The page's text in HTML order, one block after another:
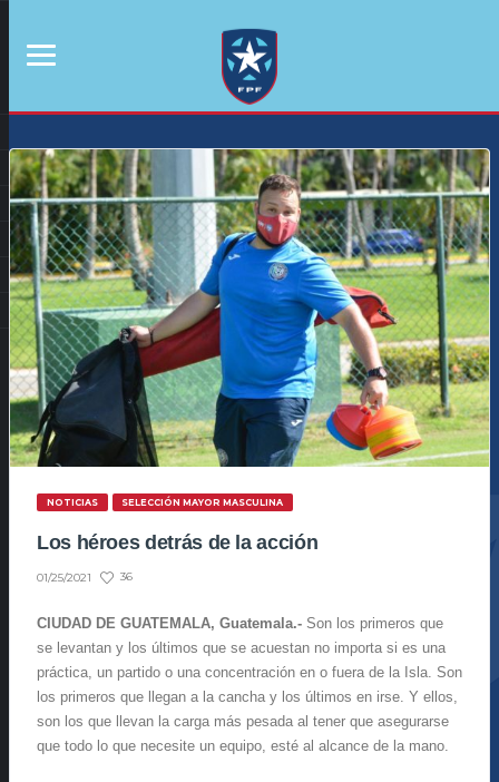
NOTICIAS SELECCIÓN MAYOR MASCULINA
Los héroes detrás de la acción
01/25/2021 36
CIUDAD DE GUATEMALA, Guatemala.- Son los primeros que
se levantan y los últimos que se acuestan no importa si es una
práctica, un partido o una concentración en o fuera de la Isla. Son
los primeros que llegan a la cancha y los últimos en irse. Y ellos,
son los que llevan la carga más pesada al tener que asegurarse
que todo lo que necesite un equipo, esté al alcance de la mano.